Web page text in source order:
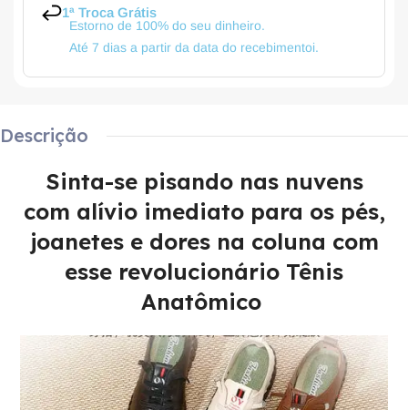
1ª Troca Grátis
Estorno de 100% do seu dinheiro.
Até 7 dias a partir da data do recebimentoi.
Descrição
Sinta-se pisando nas nuvens
com alívio imediato para os pés,
joanetes e dores na coluna com
esse revolucionário Tênis
Anatômico